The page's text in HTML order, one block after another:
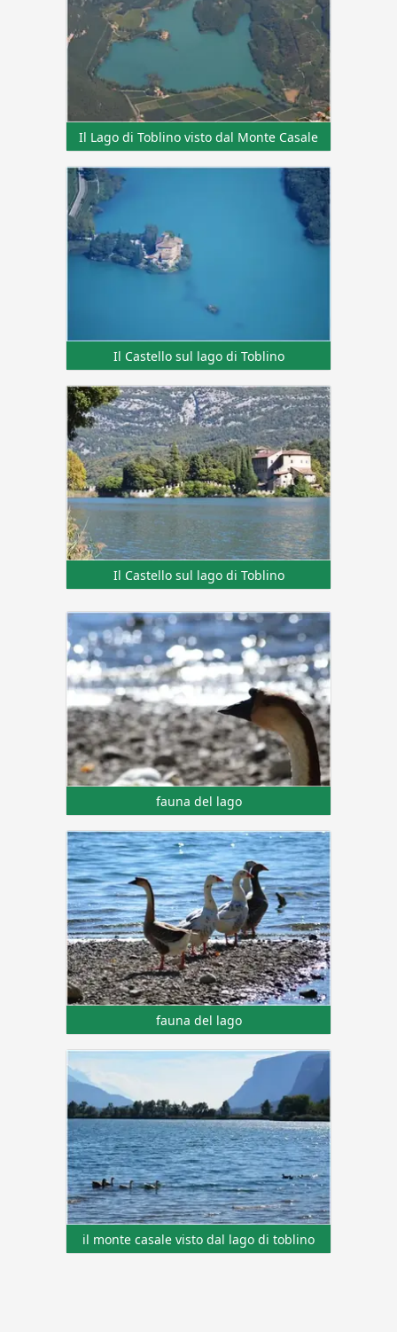
Il Lago di Toblino visto dal Monte Casale
Il Castello sul lago di Toblino
Il Castello sul lago di Toblino
fauna del lago
fauna del lago
il monte casale visto dal lago di toblino